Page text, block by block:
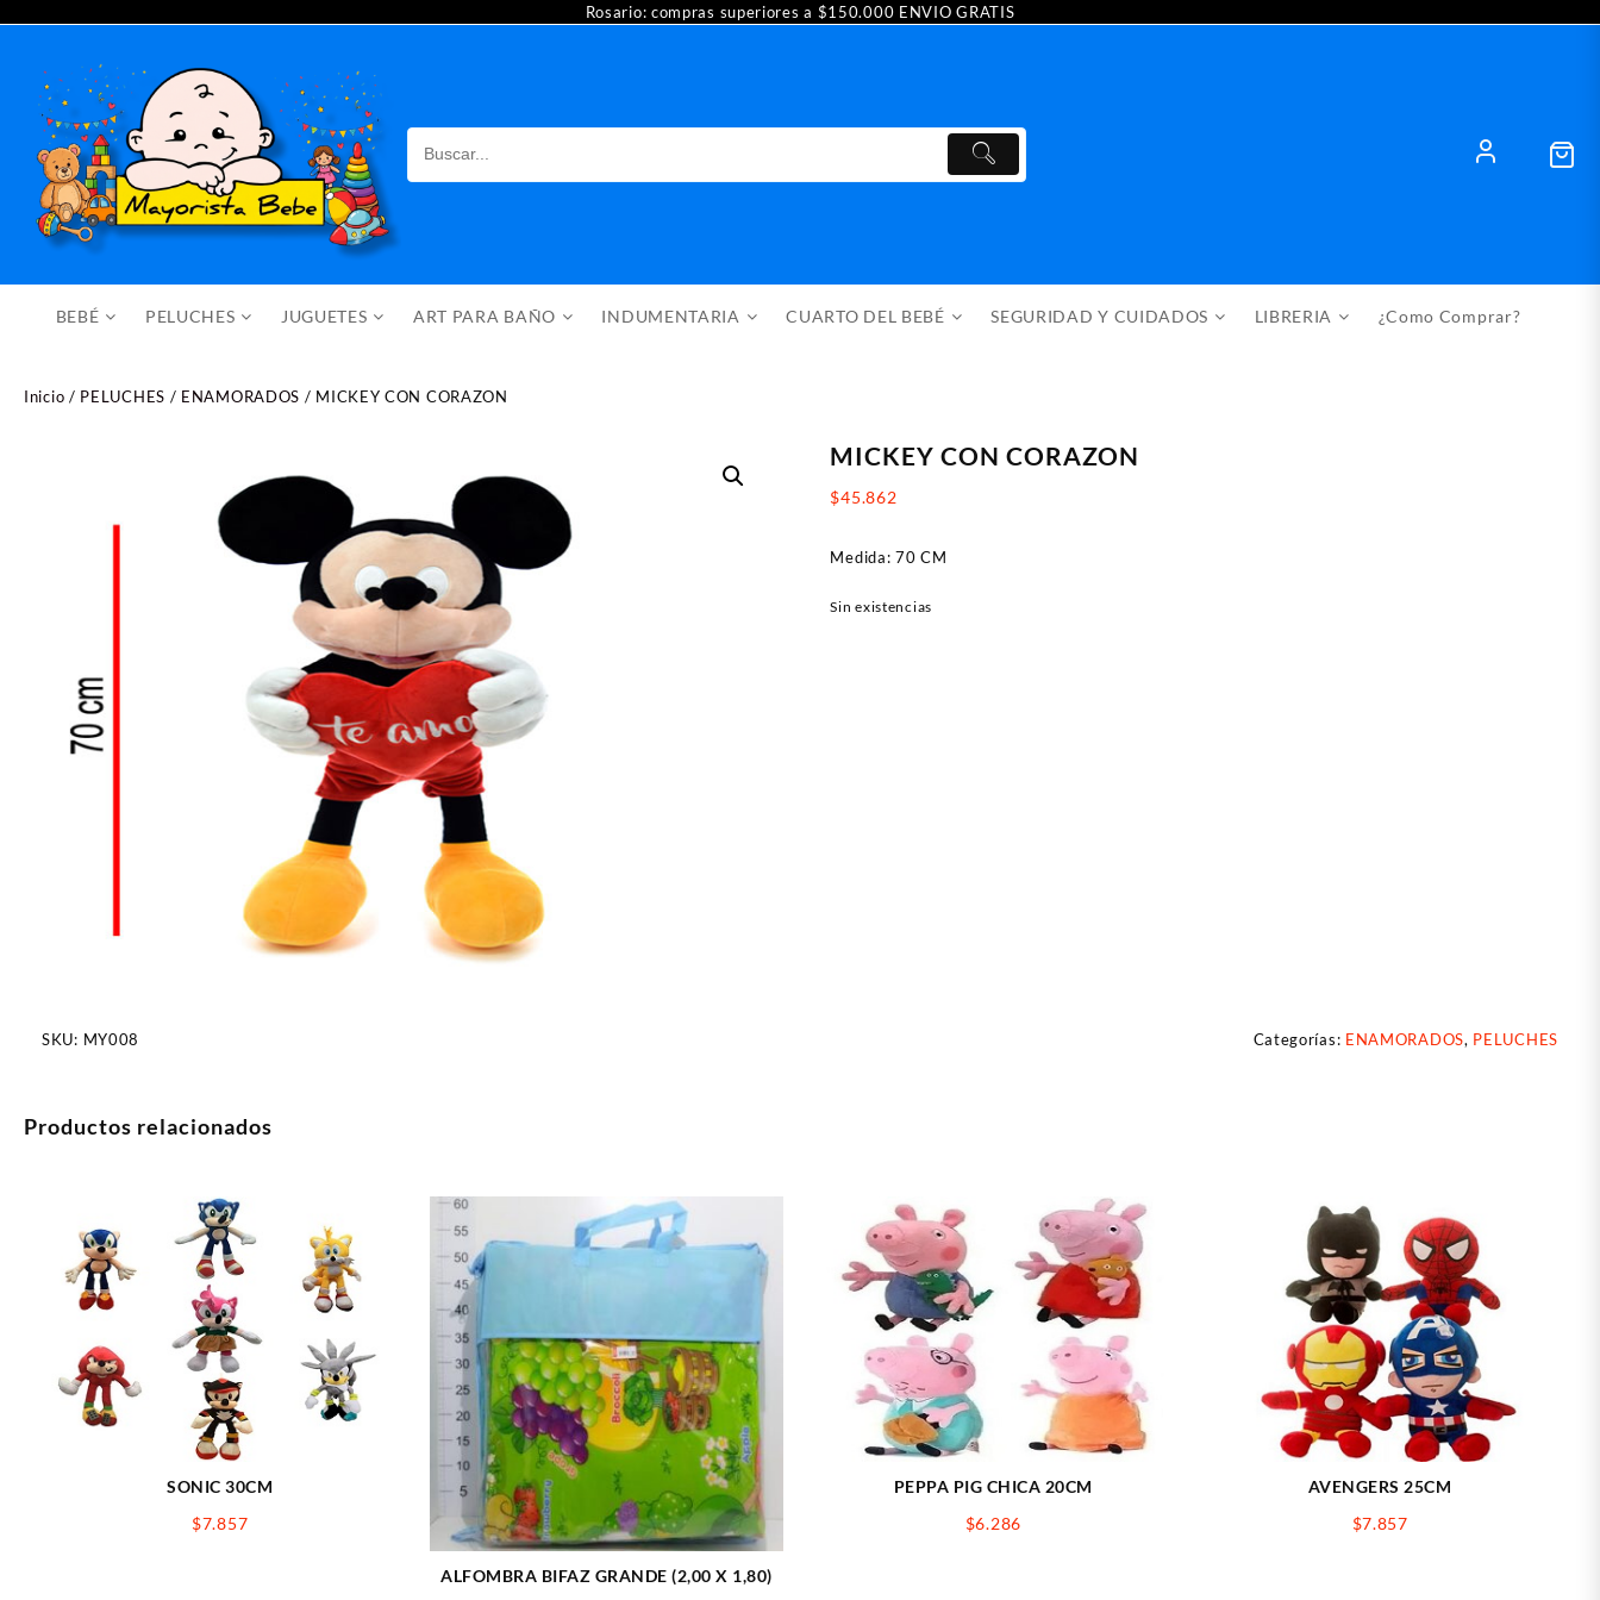
Rosario: compras superiores a $150.000 ENVIO GRATIS
BEBÉ PELUCHES JUGUETES ART PARA BAÑO INDUMENTARIA CUARTO DEL BEBÉ SEGURIDAD Y CUIDADOS LIBRERIA ¿Como Comprar?
Inicio / PELUCHES / ENAMORADOS / MICKEY CON CORAZON
MICKEY CON CORAZON
$45.862
Medida: 70 CM
Sin existencias
SKU: MY008 Categorías: ENAMORADOS, PELUCHES
Productos relacionados
SONIC 30CM
$7.857
ALFOMBRA BIFAZ GRANDE (2,00 X 1,80)
PEPPA PIG CHICA 20CM
$6.286
AVENGERS 25CM
$7.857